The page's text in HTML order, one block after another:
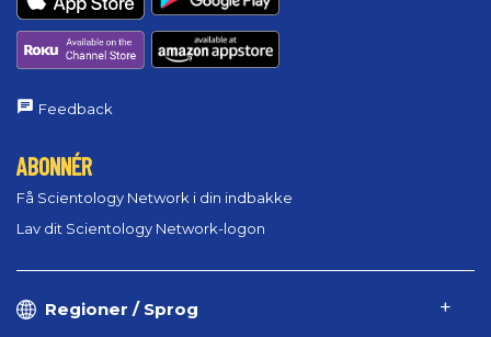
Feedback
ABONNÉR
Få Scientology Network i din indbakke
Lav dit Scientology Network-logon
Regioner / Sprog